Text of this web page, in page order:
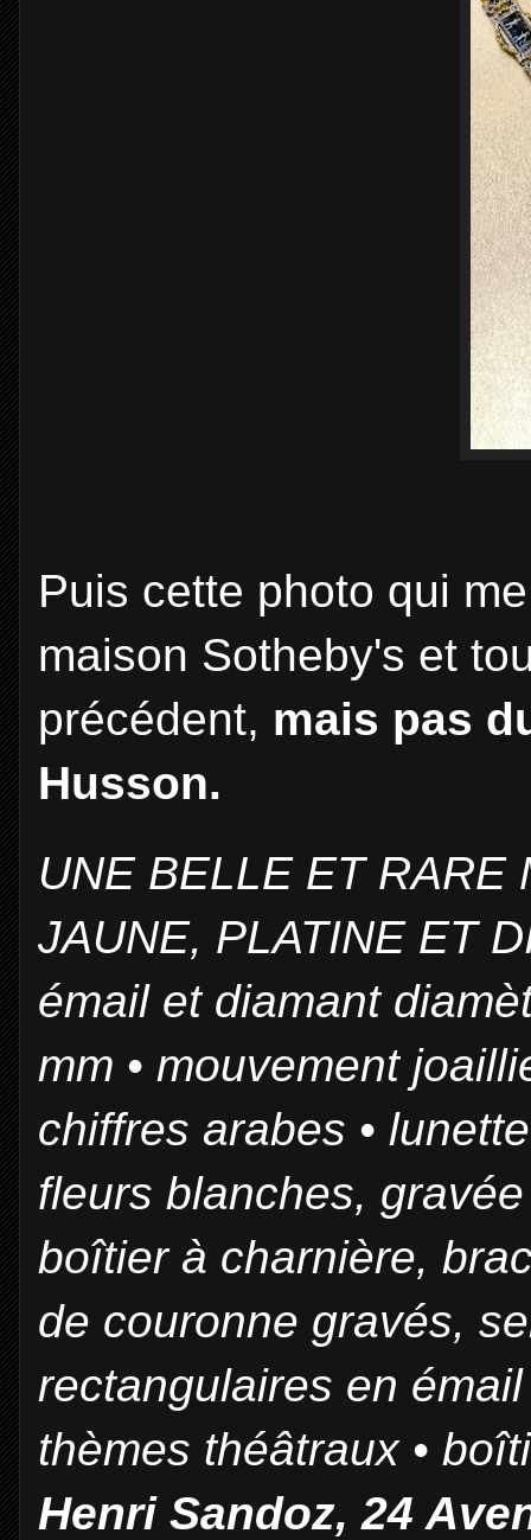
Puis cette photo qui
maison Sotheby's et
précédent, mais pas
Husson.
UNE BELLE ET RARE
JAUNE, PLATINE ET
émail et diamant
mm • mouvement
chiffres arabes •
fleurs blanches,
boîtier à charnière,
de couronne gravés,
rectangulaires en
thèmes théâtraux •
Henri Sandoz, 24